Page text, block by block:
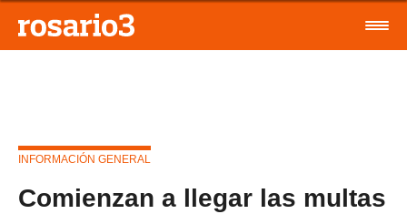
INFORMACIÓN GENERAL
Comienzan a llegar las multas